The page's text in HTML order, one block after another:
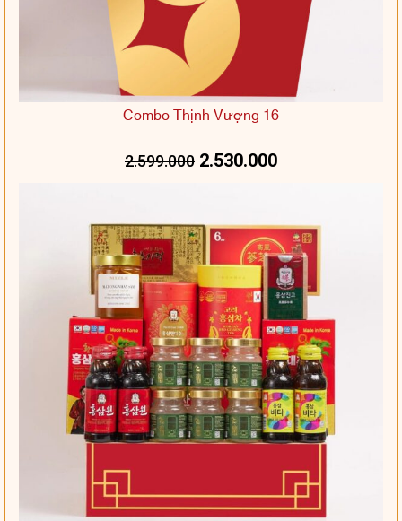
Combo Thịnh Vượng 16
2.599.000 2.530.000